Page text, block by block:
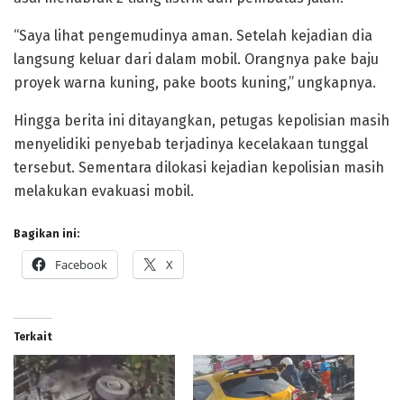
“Saya lihat pengemudinya aman. Setelah kejadian dia
langsung keluar dari dalam mobil. Orangnya pake baju
proyek warna kuning, pake boots kuning,” ungkapnya.
Hingga berita ini ditayangkan, petugas kepolisian masih
menyelidiki penyebab terjadinya kecelakaan tunggal
tersebut. Sementara dilokasi kejadian kepolisian masih
melakukan evakuasi mobil.
Bagikan ini:
Facebook X
Terkait